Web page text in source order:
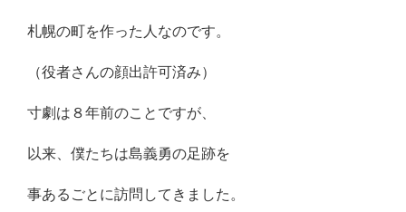
札幌の町を作った人なのです。
（役者さんの顔出許可済み）
寸劇は８年前のことですが、
以来、僕たちは島義勇の足跡を
事あるごとに訪問してきました。